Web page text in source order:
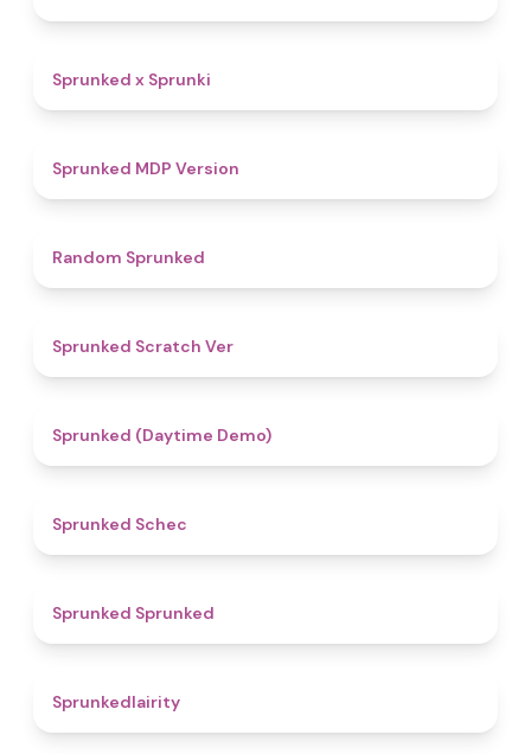
Sprunked x Sprunki
Sprunked MDP Version
Random Sprunked
Sprunked Scratch Ver
Sprunked (Daytime Demo)
Sprunked Schec
Sprunked Sprunked
Sprunkedlairity